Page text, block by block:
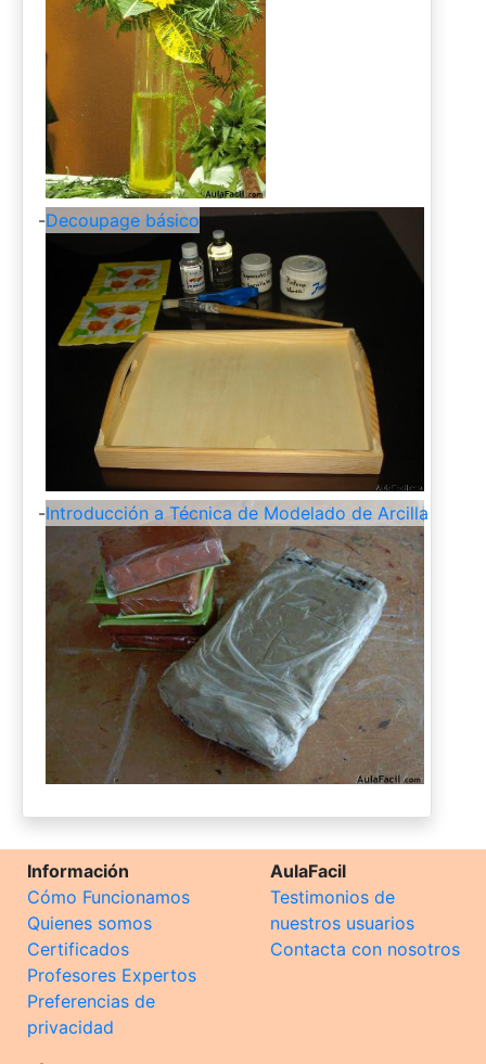
-Decoupage básico
-Introducción a Técnica de Modelado de Arcilla
Información
Cómo Funcionamos
Quienes somos
Certificados
Profesores Expertos
Preferencias de
privacidad
AulaFacil
Testimonios de
nuestros usuarios
Contacta con nosotros